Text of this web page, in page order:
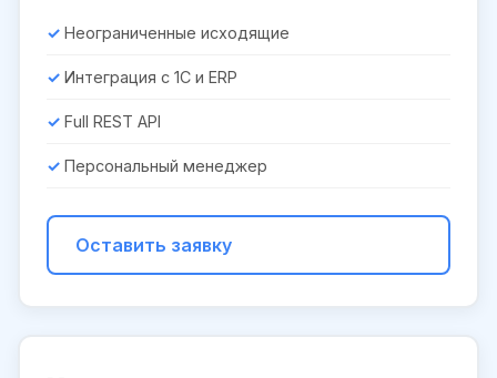
Неограниченные исходящие
Интеграция с 1С и ERP
Full REST API
Персональный менеджер
Оставить заявку